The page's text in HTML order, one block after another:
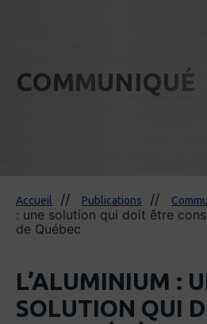
COMMUNIQUÉ
Accueil Publications
: une solution qui doit être
de Québec
L’ALUMINIUM :
SOLUTION QUI